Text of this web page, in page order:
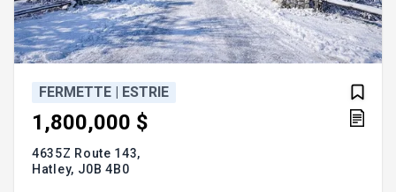
FERMETTE | ESTRIE
1,800,000 $
4635Z Route 143,
Hatley, J0B 4B0